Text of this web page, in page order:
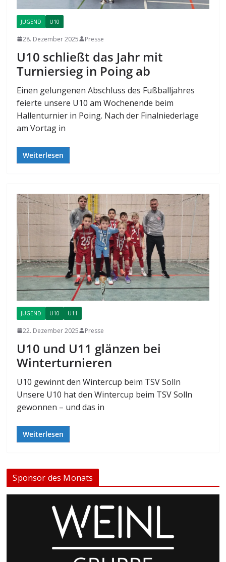
JUGEND U10
28. Dezember 2025 Presse
U10 schließt das Jahr mit
Turniersieg in Poing ab
Einen gelungenen Abschluss des Fußballjahres
feierte unsere U10 am Wochenende beim
Hallenturnier in Poing. Nach der Finalniederlage
am Vortag in
Weiterlesen
JUGEND U10 U11
22. Dezember 2025 Presse
U10 und U11 glänzen bei
Winterturnieren
U10 gewinnt den Wintercup beim TSV Solln
Unsere U10 hat den Wintercup beim TSV Solln
gewonnen – und das in
Weiterlesen
Sponsor des Monats